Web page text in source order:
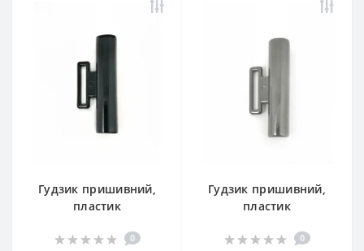
Гудзик пришивний,
пластик
0
Гудзик пришивний,
пластик
0